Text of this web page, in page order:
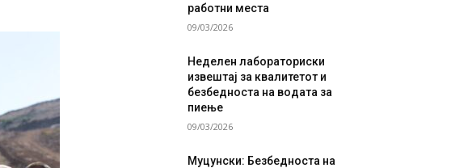
работни места
09/03/2026
Неделен лабораториски
извештај за квалитетот и
безбедноста на водата за
пиење
09/03/2026
Муцунски: Безбедноста на